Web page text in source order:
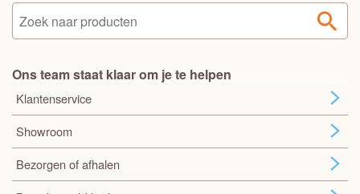
Ons team staat klaar om je te helpen
Klantenservice
Showroom
Bezorgen of afhalen